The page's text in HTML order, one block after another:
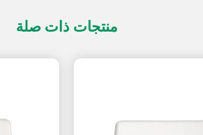
منتجات ذات صلة